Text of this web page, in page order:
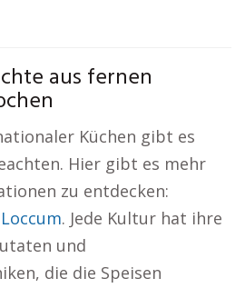
aus fernen
Küchen gibt es
Hier gibt es mehr
zu entdecken:
. Jede Kultur hat ihre
und
die die Speisen